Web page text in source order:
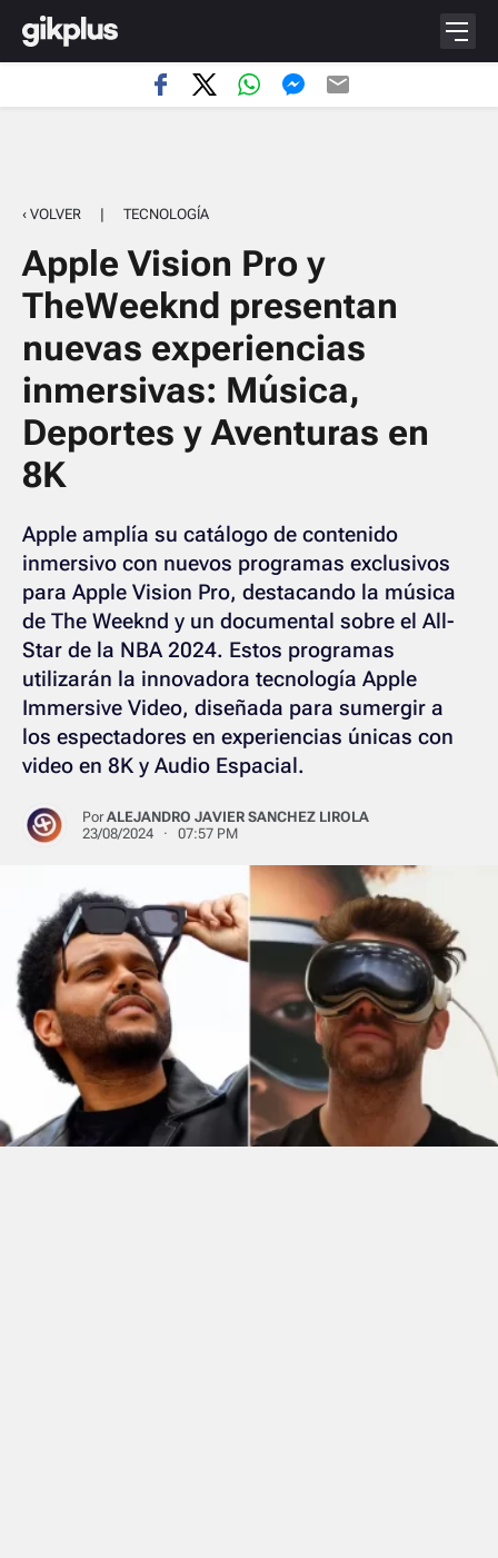
‹ VOLVER | TECNOLOGÍA
Apple Vision Pro y
TheWeeknd presentan
nuevas experiencias
inmersivas: Música,
Deportes y Aventuras en
8K
Apple amplía su catálogo de contenido
inmersivo con nuevos programas exclusivos
para Apple Vision Pro, destacando la música
de The Weeknd y un documental sobre el All-
Star de la NBA 2024. Estos programas
utilizarán la innovadora tecnología Apple
Immersive Video, diseñada para sumergir a
los espectadores en experiencias únicas con
video en 8K y Audio Espacial.
PorALEJANDRO JAVIER SANCHEZ LIROLA
23/08/2024 · 07:57 PM